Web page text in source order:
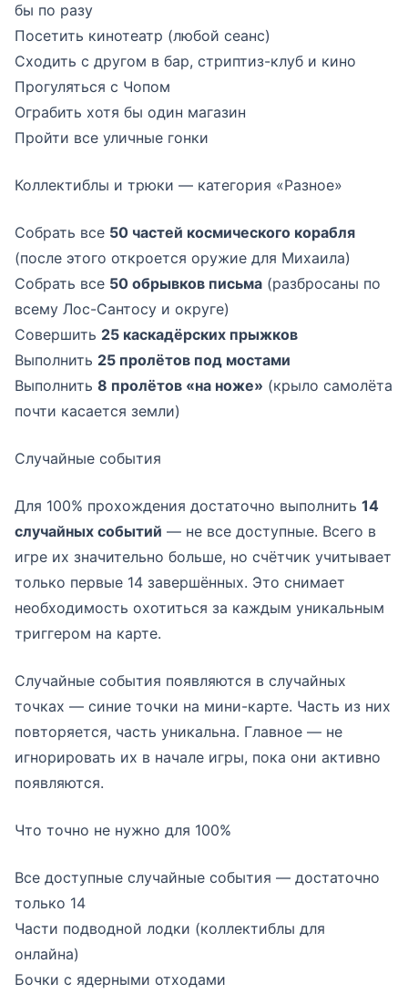
бы по разу
Посетить кинотеатр (любой сеанс)
Сходить с другом в бар, стриптиз-клуб и кино
Прогуляться с Чопом
Ограбить хотя бы один магазин
Пройти все уличные гонки
Коллектиблы и трюки — категория «Разное»
Собрать все 50 частей космического корабля
(после этого откроется оружие для Михаила)
Собрать все 50 обрывков письма (разбросаны по
всему Лос-Сантосу и округе)
Совершить 25 каскадёрских прыжков
Выполнить 25 пролётов под мостами
Выполнить 8 пролётов «на ноже» (крыло самолёта
почти касается земли)
Случайные события
Для 100% прохождения достаточно выполнить 14
случайных событий — не все доступные. Всего в
игре их значительно больше, но счётчик учитывает
только первые 14 завершённых. Это снимает
необходимость охотиться за каждым уникальным
триггером на карте.
Случайные события появляются в случайных
точках — синие точки на мини-карте. Часть из них
повторяется, часть уникальна. Главное — не
игнорировать их в начале игры, пока они активно
появляются.
Что точно не нужно для 100%
Все доступные случайные события — достаточно
только 14
Части подводной лодки (коллектиблы для
онлайна)
Бочки с ядерными отходами